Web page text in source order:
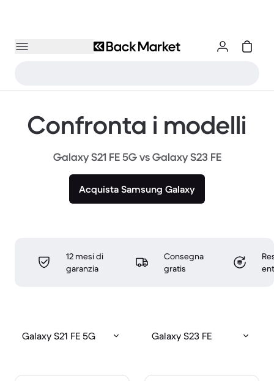
Confronta i modelli
Galaxy S21 FE 5G vs Galaxy S23 FE
Acquista Samsung Galaxy
12 mesi di
garanzia
Consegna
gratis
Galaxy S21 FE 5G Galaxy S23 FE